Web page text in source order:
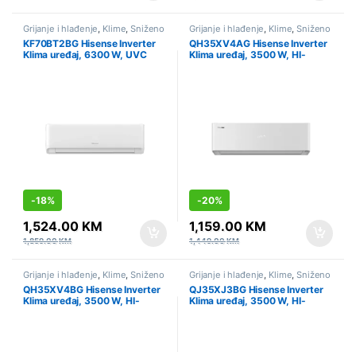
Grijanje i hlađenje, Klime,Sniženo
KF70BT2BG Hisense Inverter
Klima uređaj, 6300 W, UVC
-18%
1,524.00 KM
1,859.00KM
Grijanje i hlađenje, Klime,Sniženo
QH35XV4AG Hisense Inverter
Klima uređaj, 3500 W, HI-
-20%
1,159.00 KM
1,449.00KM
Grijanje i hlađenje Klime ,Sniženo
QH35XV4BG Hisense Inverter
Klima uređaj, 3500 W, HI-
Grijanje i hlađenje Klime ,Sniženo
QJ35XJ3BG Hisense Inverter
Klima uređaj, 3500 W, HI-